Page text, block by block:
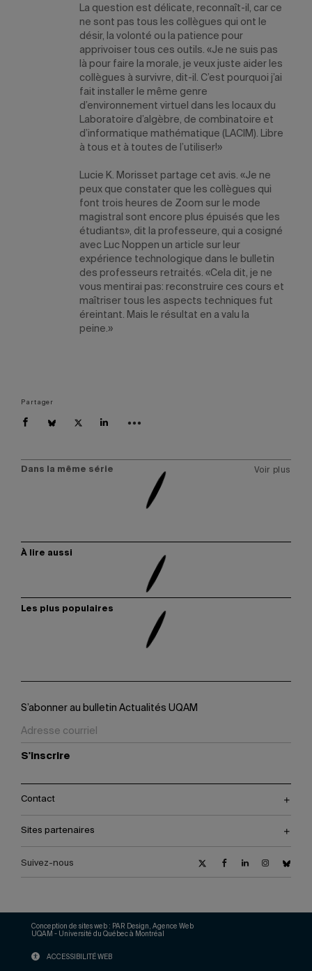
La question est délicate, reconnaît-il, car ce
ne sont pas tous les collègues qui ont le
désir, la volonté ou la patience pour
apprivoiser tous ces outils. «Je ne suis pas
là pour faire la morale, je veux juste aider les
collègues à survivre, dit-il. C’est pourquoi j’ai
fait installer le même genre
d’environnement virtuel dans les locaux du
Laboratoire d’algèbre, de combinatoire et
d’informatique mathématique (LACIM). Libre
à tous et à toutes de l’utiliser!»
Lucie K. Morisset partage cet avis. «Je ne
peux que constater que les collègues qui
font trois heures de Zoom sur le mode
magistral sont encore plus épuisés que les
étudiants», dit la professeure, qui a cosigné
avec Luc Noppen un article sur leur
expérience technologique dans le bulletin
des professeurs retraités. «Cela dit, je ne
vous mentirai pas: reconstruire ces cours et
maîtriser tous les aspects techniques fut
éreintant. Mais le résultat en a valu la
peine.»
Partager
Dans la même série Voir plus
À lire aussi
Les plus populaires
S’abonner au bulletin Actualités UQAM
S'inscrire
Contact
Sites partenaires
Suivez-nous
UQAM - Université du Québec à Montréal
Conception de sites web : PAR Design, Agence Web
ACCESSIBILITÉ WEB